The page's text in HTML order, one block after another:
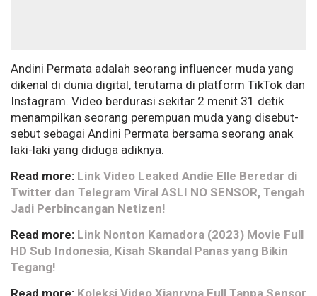
Andini Permata adalah seorang influencer muda yang
dikenal di dunia digital, terutama di platform TikTok dan
Instagram. Video berdurasi sekitar 2 menit 31 detik
menampilkan seorang perempuan muda yang disebut-
sebut sebagai Andini Permata bersama seorang anak
laki-laki yang diduga adiknya.
Read more: Link Video Leaked Andie Elle Beredar di
Twitter dan Telegram Viral ASLI NO SENSOR, Tengah
Jadi Perbincangan Netizen!
Read more: Link Nonton Kamadora (2023) Movie Full
HD Sub Indonesia, Kisah Skandal Panas yang Bikin
Tegang!